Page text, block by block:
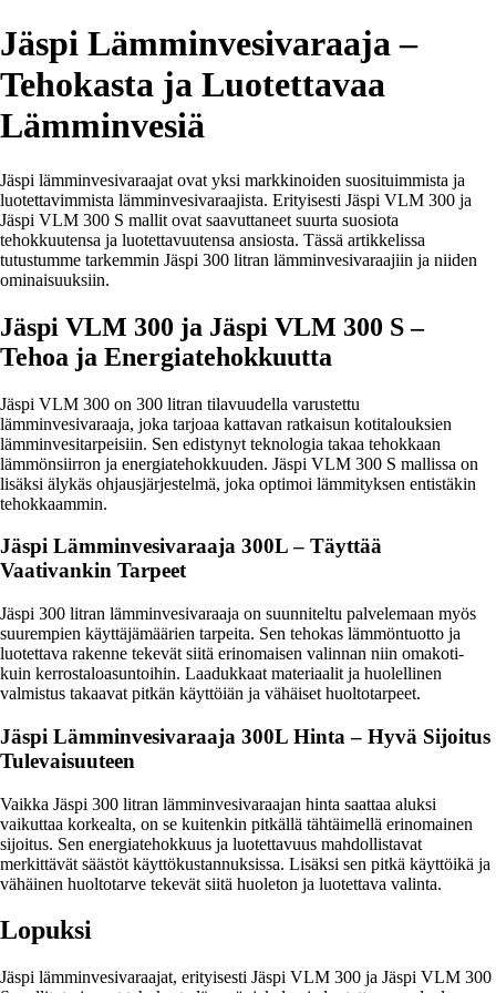
Jäspi Lämminvesivaraaja –
Tehokasta ja Luotettavaa
Lämminvesiä
Jäspi lämminvesivaraajat ovat yksi markkinoiden suosituimmista ja
luotettavimmista lämminvesivaraajista. Erityisesti Jäspi VLM 300 ja
Jäspi VLM 300 S mallit ovat saavuttaneet suurta suosiota
tehokkuutensa ja luotettavuutensa ansiosta. Tässä artikkelissa
tutustumme tarkemmin Jäspi 300 litran lämminvesivaraajiin ja niiden
ominaisuuksiin.
Jäspi VLM 300 ja Jäspi VLM 300 S –
Tehoa ja Energiatehokkuutta
Jäspi VLM 300 on 300 litran tilavuudella varustettu
lämminvesivaraaja, joka tarjoaa kattavan ratkaisun kotitalouksien
lämminvesitarpeisiin. Sen edistynyt teknologia takaa tehokkaan
lämmönsiirron ja energiatehokkuuden. Jäspi VLM 300 S mallissa on
lisäksi älykäs ohjausjärjestelmä, joka optimoi lämmityksen entistäkin
tehokkaammin.
Jäspi Lämminvesivaraaja 300L – Täyttää
Vaativankin Tarpeet
Jäspi 300 litran lämminvesivaraaja on suunniteltu palvelemaan myös
suurempien käyttäjämäärien tarpeita. Sen tehokas lämmöntuotto ja
luotettava rakenne tekevät siitä erinomaisen valinnan niin omakoti-
kuin kerrostaloasuntoihin. Laadukkaat materiaalit ja huolellinen
valmistus takaavat pitkän käyttöiän ja vähäiset huoltotarpeet.
Jäspi Lämminvesivaraaja 300L Hinta – Hyvä Sijoitus
Tulevaisuuteen
Vaikka Jäspi 300 litran lämminvesivaraajan hinta saattaa aluksi
vaikuttaa korkealta, on se kuitenkin pitkällä tähtäimellä erinomainen
sijoitus. Sen energiatehokkuus ja luotettavuus mahdollistavat
merkittävät säästöt käyttökustannuksissa. Lisäksi sen pitkä käyttöikä ja
vähäinen huoltotarve tekevät siitä huoleton ja luotettava valinta.
Lopuksi
Jäspi lämminvesivaraajat, erityisesti Jäspi VLM 300 ja Jäspi VLM 300